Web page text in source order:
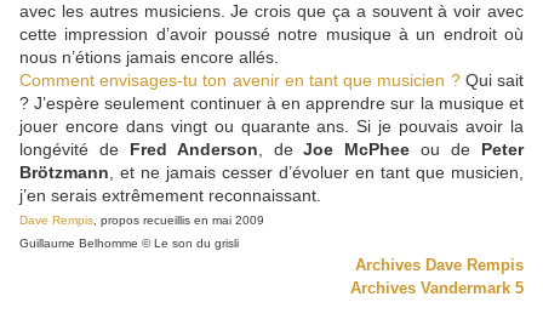
avec les autres musiciens. Je crois que ça a souvent à voir avec
cette impression d’avoir poussé notre musique à un endroit où
nous n’étions jamais encore allés.
Comment envisages-tu ton avenir en tant que musicien ?Qui sait
? J’espère seulement continuer à en apprendre sur la musique et
jouer encore dans vingt ou quarante ans. Si je pouvais avoir la
longévité de Fred Anderson , deJoe McPhee ou de Peter
Brötzmann , et ne jamais cesser d’évoluer en tant que musicien,
j’en serais extrêmement reconnaissant.
Dave Rempis , propos recueillis en mai 2009
Guillaume Belhomme © Le son du grisli
Archives Dave Rempis
Archives Vandermark 5